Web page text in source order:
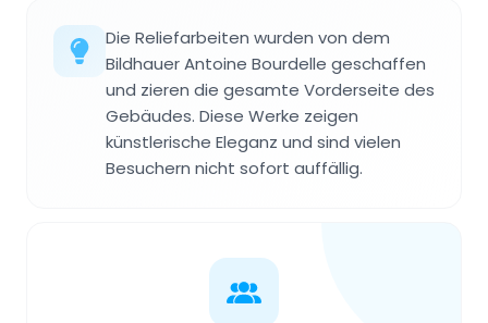
Die Reliefarbeiten wurden von dem
Bildhauer Antoine Bourdelle geschaffen
und zieren die gesamte Vorderseite des
Gebäudes. Diese Werke zeigen
künstlerische Eleganz und sind vielen
Besuchern nicht sofort auffällig.